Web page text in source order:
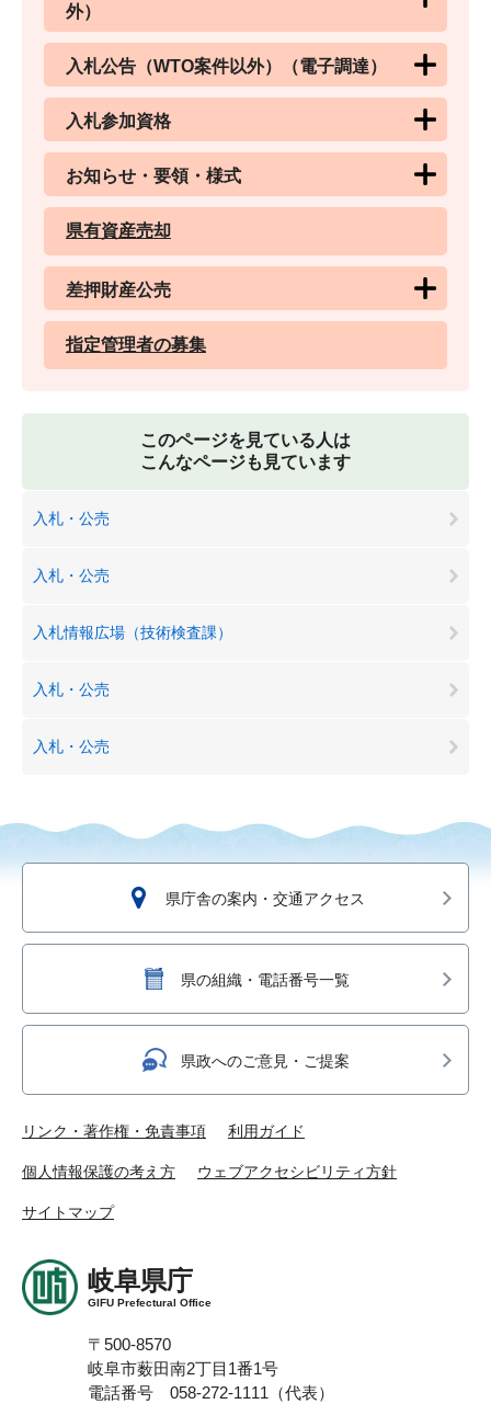
外）
入札公告（WTO案件以外）（電子調達）
入札参加資格
お知らせ・要領・様式
県有資産売却
差押財産公売
指定管理者の募集
このページを見ている人は
こんなページも見ています
入札・公売
入札・公売
入札情報広場（技術検査課）
入札・公売
入札・公売
県庁舎の案内・交通アクセス
県の組織・電話番号一覧
県政へのご意見・ご提案
リンク・著作権・免責事項 利用ガイド
個人情報保護の考え方 ウェブアクセシビリティ方針
サイトマップ
岐阜県庁
GIFU Prefectural Office
〒500-8570
岐阜市薮田南2丁目1番1号
電話番号 058-272-1111（代表）